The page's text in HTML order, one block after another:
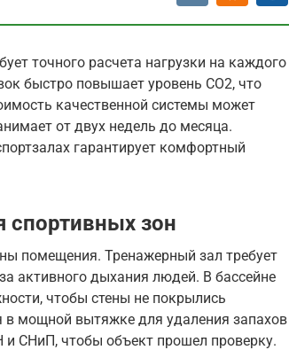
точного расчета нагрузки на каждого
быстро повышает уровень CO2, что
качественной системы может
от двух недель до месяца.
гарантирует комфортный
спортивных зон
помещения. Тренажерный зал требует
активного дыхания людей. В бассейне
чтобы стены не покрылись
мощной вытяжке для удаления запахов
СНиП, чтобы объект прошел проверку.